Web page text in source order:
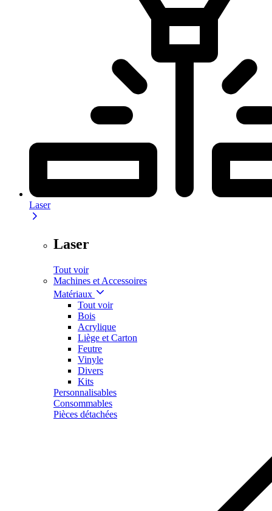
Laser
Laser
Tout voir
Machines et Accessoires
Matériaux
Tout voir
Bois
Acrylique
Liège et Carton
Feutre
Vinyle
Divers
Kits
Personnalisables
Consommables
Pièces détachées